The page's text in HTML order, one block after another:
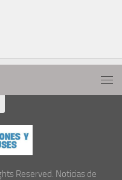
Reserved. Noticias de